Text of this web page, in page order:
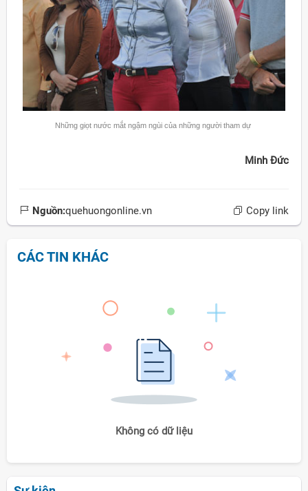
Những giọt nước mắt ngậm ngùi của những người tham dự
Minh Đức
Nguồn:quehuongonline.vn Copy link
CÁC TIN KHÁC
Không có dữ liệu